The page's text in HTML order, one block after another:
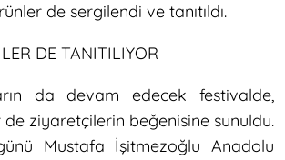
de sergilendi ve tanıtıldı.
DE TANITILIYOR
da devam edecek festivalde,
ziyaretçilerin beğenisine sunuldu.
Mustafa İşitmezoğlu Anadolu